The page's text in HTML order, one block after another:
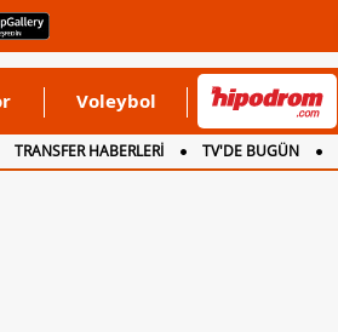
Voleybol
TRANSFER HABERLERİ TV'DE BUGÜN